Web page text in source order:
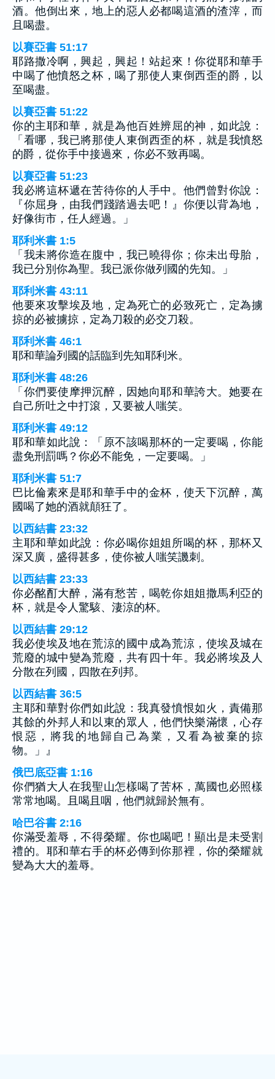
酒。他倒出來，地上的惡人必都喝這酒的渣滓，而
且喝盡。
以賽亞書 51:17
耶路撒冷啊，興起，興起！站起來！你從耶和華手
中喝了他憤怒之杯，喝了那使人東倒西歪的爵，以
至喝盡。
以賽亞書 51:22
你的主耶和華，就是為他百姓辨屈的神，如此說：
「看哪，我已將那使人東倒西歪的杯，就是我憤怒
的爵，從你手中接過來，你必不致再喝。
以賽亞書 51:23
我必將這杯遞在苦待你的人手中。他們曾對你說：
『你屈身，由我們踐踏過去吧！』你便以背為地，
好像街市，任人經過。」
耶利米書 1:5
「我未將你造在腹中，我已曉得你；你未出母胎，
我已分別你為聖。我已派你做列國的先知。」
耶利米書 43:11
他要來攻擊埃及地，定為死亡的必致死亡，定為擄
掠的必被擄掠，定為刀殺的必交刀殺。
耶利米書 46:1
耶和華論列國的話臨到先知耶利米。
耶利米書 48:26
「你們要使摩押沉醉，因她向耶和華誇大。她要在
自己所吐之中打滾，又要被人嗤笑。
耶利米書 49:12
耶和華如此說：「原不該喝那杯的一定要喝，你能
盡免刑罰嗎？你必不能免，一定要喝。」
耶利米書 51:7
巴比倫素來是耶和華手中的金杯，使天下沉醉，萬
國喝了她的酒就顛狂了。
以西結書 23:32
主耶和華如此說：你必喝你姐姐所喝的杯，那杯又
深又廣，盛得甚多，使你被人嗤笑譏刺。
以西結書 23:33
你必酩酊大醉，滿有愁苦，喝乾你姐姐撒馬利亞的
杯，就是令人驚駭、淒涼的杯。
以西結書 29:12
我必使埃及地在荒涼的國中成為荒涼，使埃及城在
荒廢的城中變為荒廢，共有四十年。我必將埃及人
分散在列國，四散在列邦。
以西結書 36:5
主耶和華對你們如此說：我真發憤恨如火，責備那
其餘的外邦人和以東的眾人，他們快樂滿懷，心存
恨惡，將我的地歸自己為業，又看為被棄的掠
物。」』
俄巴底亞書 1:16
你們猶大人在我聖山怎樣喝了苦杯，萬國也必照樣
常常地喝。且喝且咽，他們就歸於無有。
哈巴谷書 2:16
你滿受羞辱，不得榮耀。你也喝吧！顯出是未受割
禮的。耶和華右手的杯必傳到你那裡，你的榮耀就
變為大大的羞辱。